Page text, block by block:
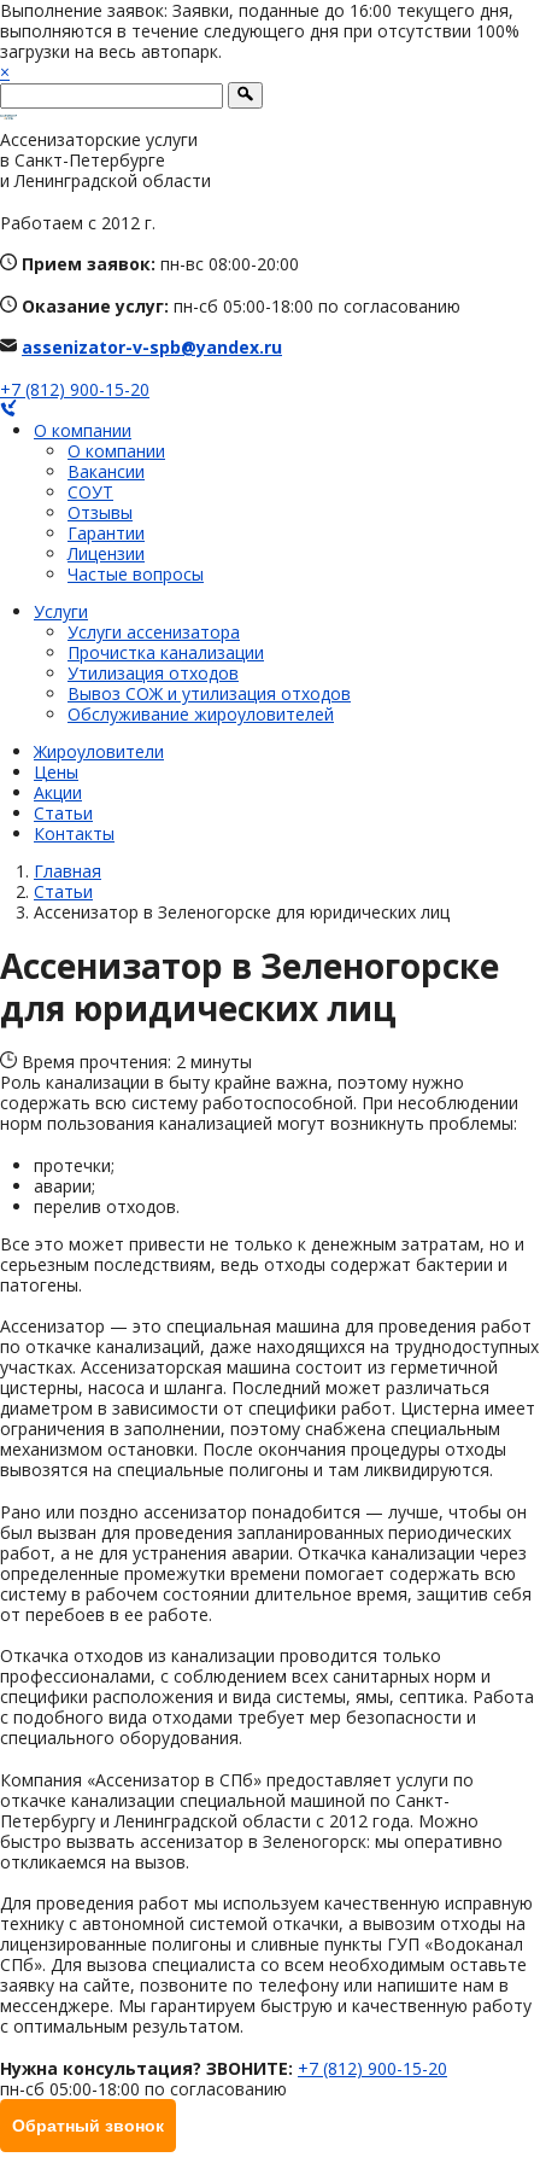
Выполнение заявок: Заявки, поданные до 16:00 текущего дня,
выполняются в течение следующего дня при отсутствии 100%
загрузки на весь автопарк.
×
Ассенизаторские услуги
в Санкт-Петербурге
и Ленинградской области
Работаем с 2012 г.
Прием заявок: пн-вс 08:00-20:00
Оказание услуг: пн-сб 05:00-18:00 по согласованию
assenizator-v-spb@yandex.ru
+7 (812) 900-15-20
О компании
О компании
Вакансии
СОУТ
Отзывы
Гарантии
Лицензии
Частые вопросы
Услуги
Услуги ассенизатора
Прочистка канализации
Утилизация отходов
Вывоз СОЖ и утилизация отходов
Обслуживание жироуловителей
Жироуловители
Цены
Акции
Статьи
Контакты
Главная
Статьи
Ассенизатор в Зеленогорске для юридических лиц
Ассенизатор в Зеленогорске
для юридических лиц
Время прочтения: 2 минуты
Роль канализации в быту крайне важна, поэтому нужно
содержать всю систему работоспособной. При несоблюдении
норм пользования канализацией могут возникнуть проблемы:
протечки;
аварии;
перелив отходов.
Все это может привести не только к денежным затратам, но и
серьезным последствиям, ведь отходы содержат бактерии и
патогены.
Ассенизатор — это специальная машина для проведения работ
по откачке канализаций, даже находящихся на труднодоступных
участках. Ассенизаторская машина состоит из герметичной
цистерны, насоса и шланга. Последний может различаться
диаметром в зависимости от специфики работ. Цистерна имеет
ограничения в заполнении, поэтому снабжена специальным
механизмом остановки. После окончания процедуры отходы
вывозятся на специальные полигоны и там ликвидируются.
Рано или поздно ассенизатор понадобится — лучше, чтобы он
был вызван для проведения запланированных периодических
работ, а не для устранения аварии. Откачка канализации через
определенные промежутки времени помогает содержать всю
систему в рабочем состоянии длительное время, защитив себя
от перебоев в ее работе.
Откачка отходов из канализации проводится только
профессионалами, с соблюдением всех санитарных норм и
специфики расположения и вида системы, ямы, септика. Работа
с подобного вида отходами требует мер безопасности и
специального оборудования.
Компания «Ассенизатор в СПб» предоставляет услуги по
откачке канализации специальной машиной по Санкт-
Петербургу и Ленинградской области с 2012 года. Можно
быстро вызвать ассенизатор в Зеленогорск: мы оперативно
откликаемся на вызов.
Для проведения работ мы используем качественную исправную
технику с автономной системой откачки, а вывозим отходы на
лицензированные полигоны и сливные пункты ГУП «Водоканал
СПб». Для вызова специалиста со всем необходимым оставьте
заявку на сайте, позвоните по телефону или напишите нам в
мессенджере. Мы гарантируем быструю и качественную работу
с оптимальным результатом.
Нужна консультация? ЗВОНИТЕ: +7 (812) 900-15-20
пн-сб 05:00-18:00 по согласованию
Обратный звонок